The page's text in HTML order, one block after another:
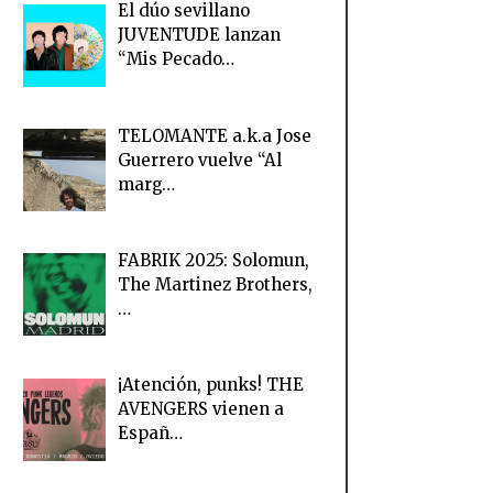
El dúo sevillano
JUVENTUDE lanzan
“Mis Pecado…
TELOMANTE a.k.a Jose
Guerrero vuelve “Al
marg…
FABRIK 2025: Solomun,
The Martinez Brothers,
…
¡Atención, punks! THE
AVENGERS vienen a
Españ…